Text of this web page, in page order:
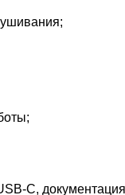
C,